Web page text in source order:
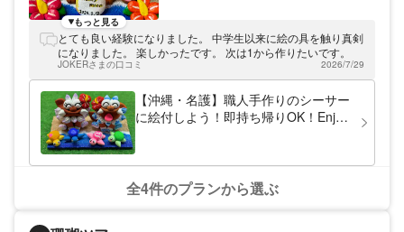
工房オリジナルのシーサーになります。可愛
いシーサー、カッコいいシーサー、小さいも
のから大きいものまでバリエーション豊富に
そろえております。 粘土を使ったシーサー
作り体験では、職人による目の前レクチャー
で安心サポート☆約90分ほどかけて一緒に
シーサーを作り上げます。難しいパーツは職
観光地ではフルーツらんど（2分）、パイナ
ップルパーク（３分）、JANGURIA沖縄
（10分）、お菓子御殿（6分）、古宇利島
もっと見る
とても良い経験になりました。 中学生以来に絵の具を触り真剣
になりました。 楽しかったです。 次は1から作りたいです。
JOKERさまの口コミ 2026/7/29
【沖縄・名護】職人手作りのシーサー
に絵付しよう！即持ち帰りOK！Enjoy
全4件のプランから選ぶ